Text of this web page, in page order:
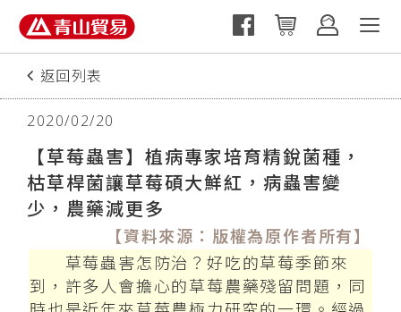
返回列表
2020/02/20
【草莓蟲害】植病專家培育精銳菌種，
枯草桿菌讓草莓碩大鮮紅，病蟲害變
少，農藥減更多
【資料來源：版權為原作者所有】
草莓蟲害怎防治？好吃的草莓季節來
到，許多人會擔心的草莓農藥殘留問題，同